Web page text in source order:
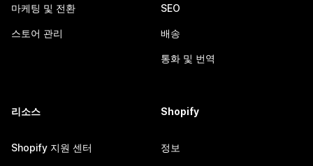
마케팅 및 전환
스토어 관리
SEO
배송
통화 및 번역
리소스
Shopify 지원 센터
Shopify
정보